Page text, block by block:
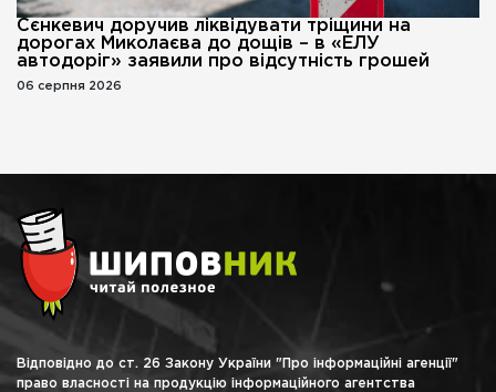
Сєнкевич доручив ліквідувати тріщини на
дорогах Миколаєва до дощів – в «ЕЛУ
автодоріг» заявили про відсутність грошей
06 серпня 2026
Відповідно до ст. 26 Закону України "Про інформаційні агенції"
право власності на продукцію інформаційного агентства